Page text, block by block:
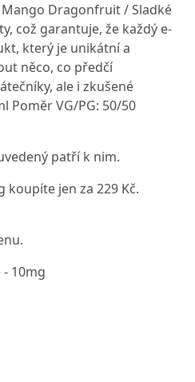
Dragonfruit / Sladké
což garantuje, že každý e-
který je unikátní a
něco, co předčí
ale i zkušené
Poměr VG/PG: 50/50
patří k nim.
koupíte jen za 229 Kč.
10mg